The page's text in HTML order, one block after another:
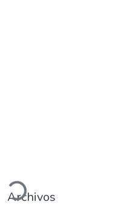
Archivos